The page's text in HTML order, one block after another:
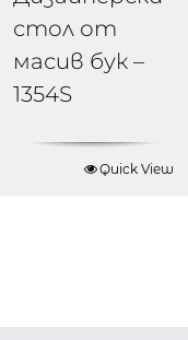
стол от
масив бук –
1354S
Quick View